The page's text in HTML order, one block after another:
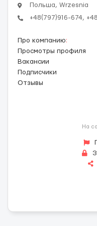
Польша, Wrzesnia
+48(797)916-674,
Про компанию:
Просмотры профиля
Вакансии
Подписчики
Отзывы
На